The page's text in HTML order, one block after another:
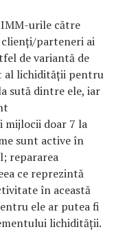
IMM-urile către
clienți/parteneri ai
de variantă de
al lichidității pentru
sută dintre ele, iar
doar 7 la
sunt active în
repararea
ce reprezintă
în această
ele ar putea fi
lichidității.